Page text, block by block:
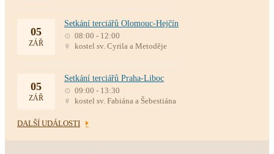
05
ZÁŘ
Setkání terciářů Olomouc-Hejčín
08:00 - 12:00
kostel sv. Cyrila a Metoděje
05
ZÁŘ
Setkání terciářů Praha-Liboc
09:00 - 13:30
kostel sv. Fabiána a Šebestiána
DALŠÍ UDÁLOSTI